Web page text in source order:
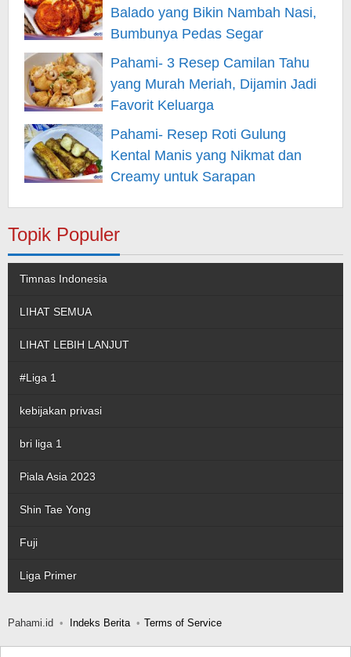
Balado yang Bikin Nambah Nasi,
Bumbunya Pedas Segar
Pahami- 3 Resep Camilan Tahu
yang Murah Meriah, Dijamin Jadi
Favorit Keluarga
Pahami- Resep Roti Gulung
Kental Manis yang Nikmat dan
Creamy untuk Sarapan
Topik Populer
Timnas Indonesia
LIHAT SEMUA
LIHAT LEBIH LANJUT
#Liga 1
kebijakan privasi
bri liga 1
Piala Asia 2023
Shin Tae Yong
Fuji
Liga Primer
Pahami.id Indeks Berita Terms of Service